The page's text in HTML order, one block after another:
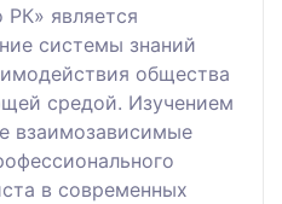
РК» является
системы знаний
общества
средой. Изучением
взаимозависимые
в современных